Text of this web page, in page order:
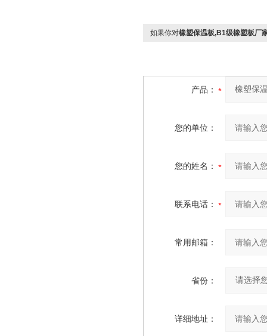
如果你对橡塑保温板,B1级橡塑板厂
产品：
您的单位：
您的姓名：
联系电话：
常用邮箱：
省份：
详细地址：